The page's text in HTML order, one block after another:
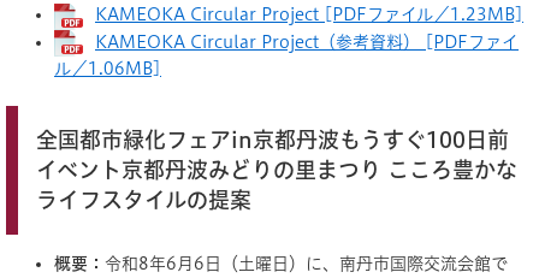
KAMEOKA Circular Project [PDFファイル／1.23MB]
KAMEOKA Circular Project（参考資料） [PDFファイ
ル／1.06MB]
全国都市緑化フェアin京都丹波もうすぐ100日前
イベント京都丹波みどりの里まつり こころ豊かな
ライフスタイルの提案
概要： 令和8年6月6日（土曜日）に、南丹市国際交流会館で